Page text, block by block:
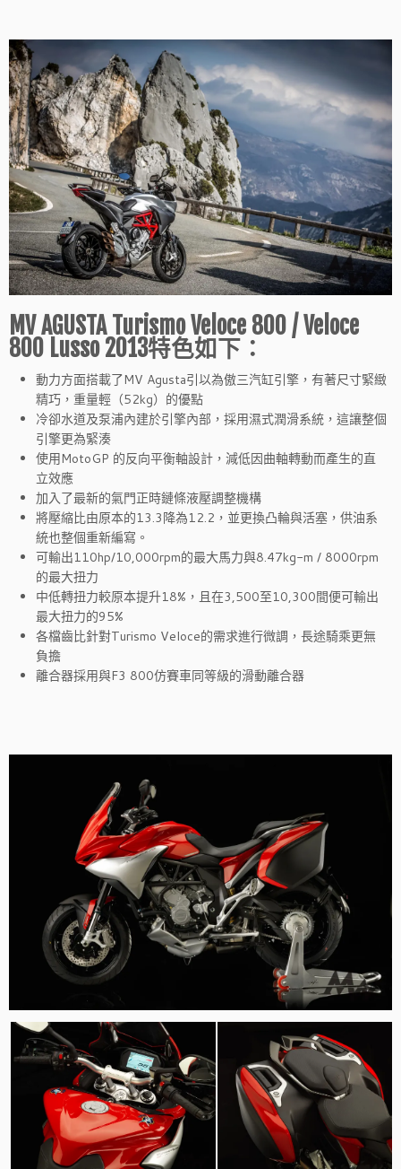
MV AGUSTA Turismo Veloce 800 / Veloce
800 Lusso 2013特色如下：
動力方面搭載了MV Agusta引以為傲三汽缸引擎，有著尺寸緊緻
精巧，重量輕（52kg）的優點
冷卻水道及泵浦內建於引擎內部，採用濕式潤滑系統，這讓整個
引擎更為緊湊
使用MotoGP 的反向平衡軸設計，減低因曲軸轉動而產生的直
立效應
加入了最新的氣門正時鏈條液壓調整機構
將壓縮比由原本的13.3降為12.2，並更換凸輪與活塞，供油系
統也整個重新編寫。
可輸出110hp/10,000rpm的最大馬力與8.47kg-m / 8000rpm
的最大扭力
中低轉扭力較原本提升18%，且在3,500至10,300間便可輸出
最大扭力的95%
各檔齒比針對Turismo Veloce的需求進行微調，長途騎乘更無
負擔
離合器採用與F3 800仿賽車同等級的滑動離合器